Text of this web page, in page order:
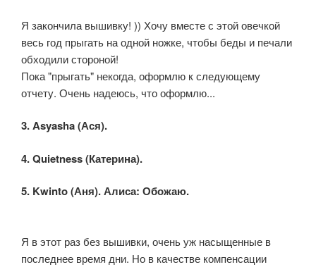
Я закончила вышивку! )) Хочу вместе с этой овечкой
весь год прыгать на одной ножке, чтобы беды и печали
обходили стороной!
Пока "прыгать" некогда, оформлю к следующему
отчету. Очень надеюсь, что оформлю...
3. Asyasha (Ася).
4. Quietness (Катерина).
5. Kwinto (Аня). Алиса: Обожаю.
Я в этот раз без вышивки, очень уж насыщенные в
последнее время дни. Но в качестве компенсации